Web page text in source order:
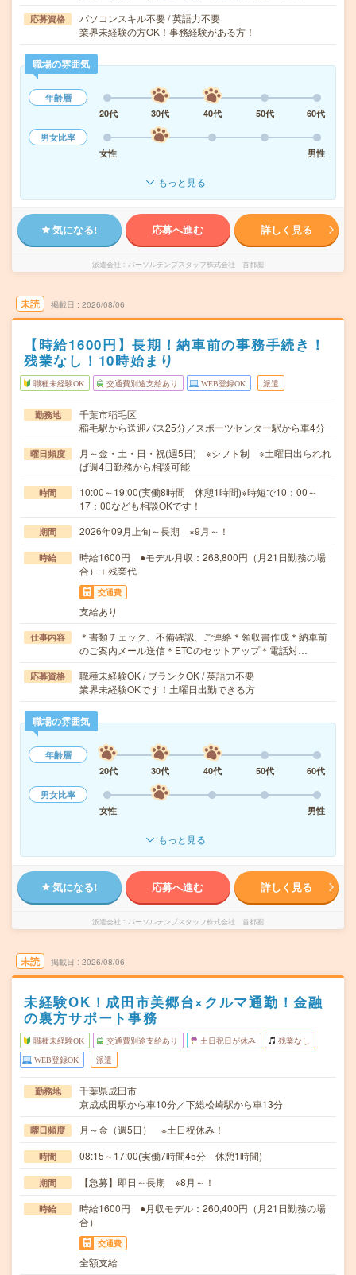
応募資格
パソコンスキル不要 / 英語力不要
業界未経験の方OK！事務経験がある方！
職場の雰囲気
年齢層
20代
30代 40代 50代
60代
男女比率
女性
男性
もっと見る
気になる! 応募へ進む 詳しく見る
派遣会社 パーソルテンプスタッフ株式会社 首都圏
未読 掲載日 2026/08/06
【時給1600円】長期！納車前の事務手続き！
残業なし！10時始まり
職種未経験OK 交通費別途支給あり WEB登録OK 派遣
勤務地
千葉市稲毛区
稲毛駅から送迎バス25分／スポーツセンター駅から車4分
曜日頻度
月～金・土・日・祝(週5日) ※シフト制 ※土曜日出られれ
ば週4日勤務から相談可能
時間
10:00～19:00(実働8時間 休憩1時間)※時短で10：00～
17：00なども相談OKです！
期間 2026年09月上旬～長期 ※9月～！
時給
時給1600円 ●モデル月収：268,800円（月21日勤務の場
合）＋残業代
交通費
支給あり
仕事内容
＊書類チェック、不備確認、ご連絡＊領収書作成＊納車前
のご案内メール送信＊ETCのセットアップ＊電話対…
応募資格
職種未経験OK / ブランクOK / 英語力不要
業界未経験OKです！土曜日出勤できる方
職場の雰囲気
年齢層
20代
30代 40代 50代
60代
男女比率
女性
男性
もっと見る
気になる! 応募へ進む 詳しく見る
派遣会社 パーソルテンプスタッフ株式会社 首都圏
未読 掲載日 2026/08/06
未経験OK！成田市美郷台×クルマ通勤！金融
の裏方サポート事務
職種未経験OK 交通費別途支給あり 土日祝日が休み 残業なし
WEB登録OK 派遣
勤務地
千葉県成田市
京成成田駅から車10分／下総松崎駅から車13分
曜日頻度 月～金（週5日） ※土日祝休み！
時間 08:15～17:00(実働7時間45分 休憩1時間)
期間 【急募】即日～長期 ※8月～！
時給
時給1600円 ●月収モデル：260,400円（月21日勤務の場
合）
交通費
全額支給